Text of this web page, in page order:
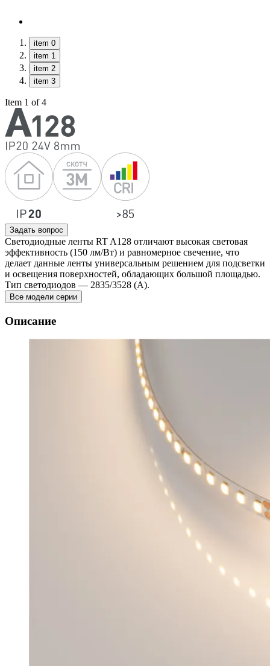
item 0
item 1
item 2
item 3
Item 1 of 4
Задать вопрос
Светодиодные ленты RT A128 отличают высокая световая
эффективность (150 лм/Вт) и равномерное свечение, что
делает данные ленты универсальным решением для подсветки
и освещения поверхностей, обладающих большой площадью.
Тип светодиодов — 2835/3528 (А).
Все модели серии
Описание